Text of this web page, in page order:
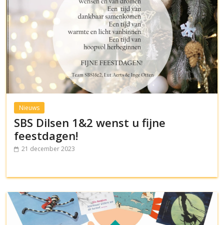
Nieuws
SBS Dilsen 1&2 wenst u fijne
feestdagen!
21 december 2023